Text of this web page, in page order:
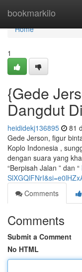
bookmarkilo
Home
Home
1
{Gede
Dangdut
heididekj136895 81
Gede Jerson, figur
Koplo Indonesia ,
dengan suara yang
“Berpisah Jalan ” dan “
Comments
Comments
Submit a Comment
No HTML